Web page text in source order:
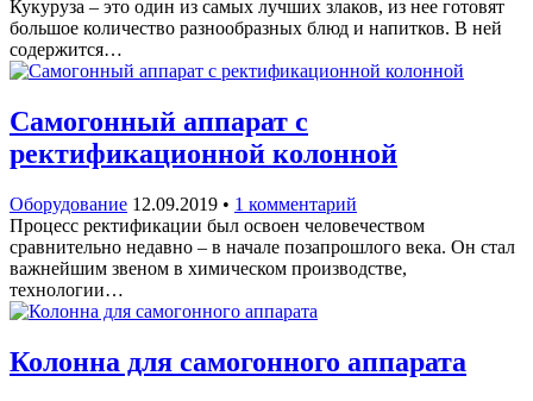
Кукуруза – это один из самых лучших злаков, из нее готовят
большое количество разнообразных блюд и напитков. В ней
содержится…
Самогонный аппарат с
ректификационной колонной
Оборудование 12.09.2019 • 1 комментарий
Процесс ректификации был освоен человечеством
сравнительно недавно – в начале позапрошлого века. Он стал
важнейшим звеном в химическом производстве,
технологии…
Колонна для самогонного аппарата